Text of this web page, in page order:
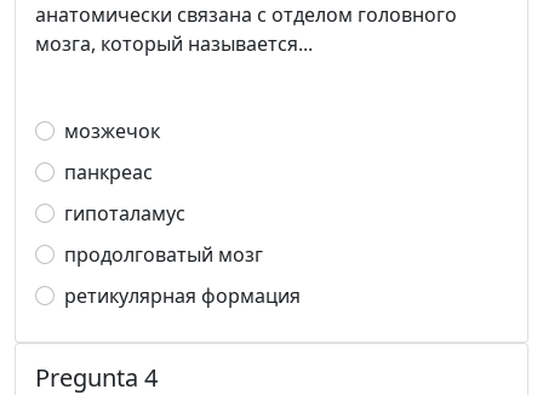
анатомически связана с отделом головного
мозга, который называется...
мозжечок
панкреас
гипоталамус
продолговатый мозг
ретикулярная формация
Pregunta 4